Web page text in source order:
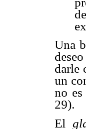
Una
darle
un
no
29).
El